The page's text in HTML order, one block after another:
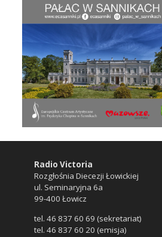
Radio Victoria
Rozgłośnia Diecezji Łowickiej
ul. Seminaryjna 6a
99-400 Łowicz
tel. 46 837 60 69 (sekretariat)
tel. 46 837 60 20 (emisja)